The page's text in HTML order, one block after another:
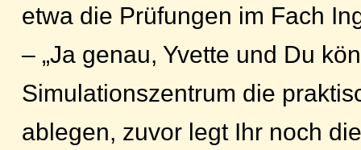
etwa die Prüfungen im Fach
– „Ja genau, Yvette und Du
Simulationszentrum die
ablegen, zuvor legt Ihr noch